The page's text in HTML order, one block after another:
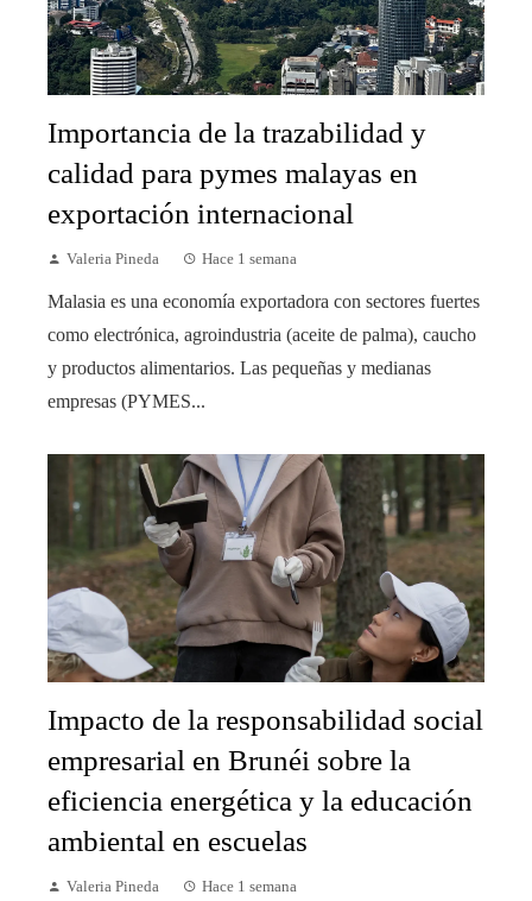
Importancia de la trazabilidad y
calidad para pymes malayas en
exportación internacional
Valeria Pineda Hace 1 semana
Malasia es una economía exportadora con sectores fuertes
como electrónica, agroindustria (aceite de palma), caucho
y productos alimentarios. Las pequeñas y medianas
empresas (PYMES...
Impacto de la responsabilidad social
empresarial en Brunéi sobre la
eficiencia energética y la educación
ambiental en escuelas
Valeria Pineda Hace 1 semana